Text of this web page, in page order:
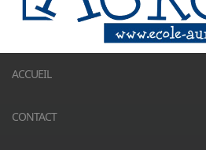
ACCUEIL
CONTACT